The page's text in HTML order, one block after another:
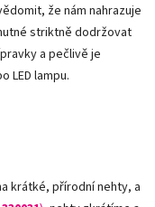
že nám nahrazuje
striktně dodržovat
a pečlivě je
LED lampu.
krátké, přírodní nehty, a